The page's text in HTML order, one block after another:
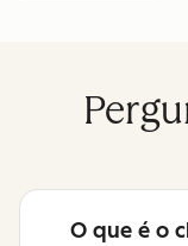
O que é o